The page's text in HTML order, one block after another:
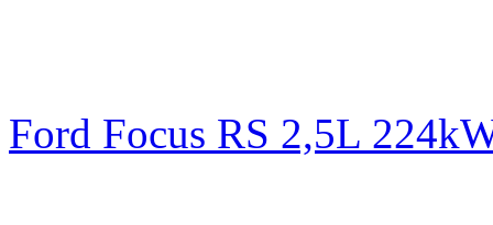
Ford Focus RS 2,5L